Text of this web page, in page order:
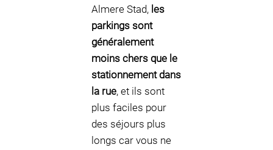
Almere Stad, les
parkings sont
généralement
moins chers que le
stationnement dans
la rue, et ils sont
plus faciles pour
des séjours plus
longs car vous ne